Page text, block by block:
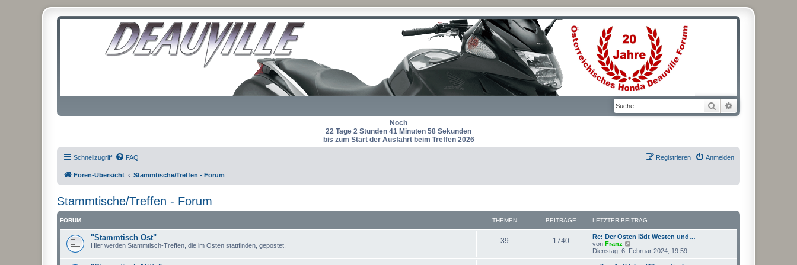
Suche
Noch
22 Tage 2 Stunden 41 Minuten 57 Sekunden
bis zum Start der Ausfahrt beim Treffen 2026
Schnellzugriff FAQ Anmelden
Registrieren
Foren-Übersicht Stammtische/Treffen - Forum
Stammtische/Treffen - Forum
FORUM THEMEN BEITRÄGE LETZTER BEITRAG
"Stammtisch Ost"
Hier werden Stammtisch-Treffen, die im Osten stattfinden, gepostet.
39 1740B
L
e
t
z
Re: Der Osten lädt Westen und…
von Franz
e
u
Dienstag, 6. Februar 2024, 19:59